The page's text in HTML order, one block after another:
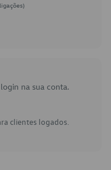
na sua conta.
clientes logados.